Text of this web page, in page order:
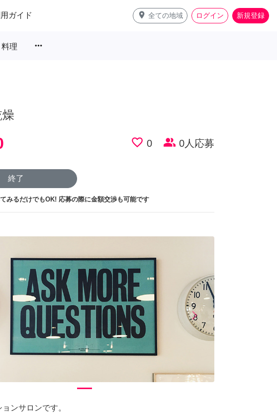
ガイド place 全ての地域 ログイン 新規登録
料理 more_horiz
favorite_border 0 people_alt 0人応募
終了
みるだけでもOK! 応募の際に金額交渉も可能です
arrow_forward_iosNext
ンサロンです。